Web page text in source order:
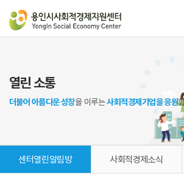
열린 소통
더불어 아름다운 성장을 이루는사회적경제기업을 응원
센터열린알림방 사회적경제소식